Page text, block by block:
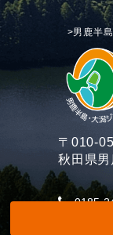
〒010-
秋田県
0185-
>男鹿半